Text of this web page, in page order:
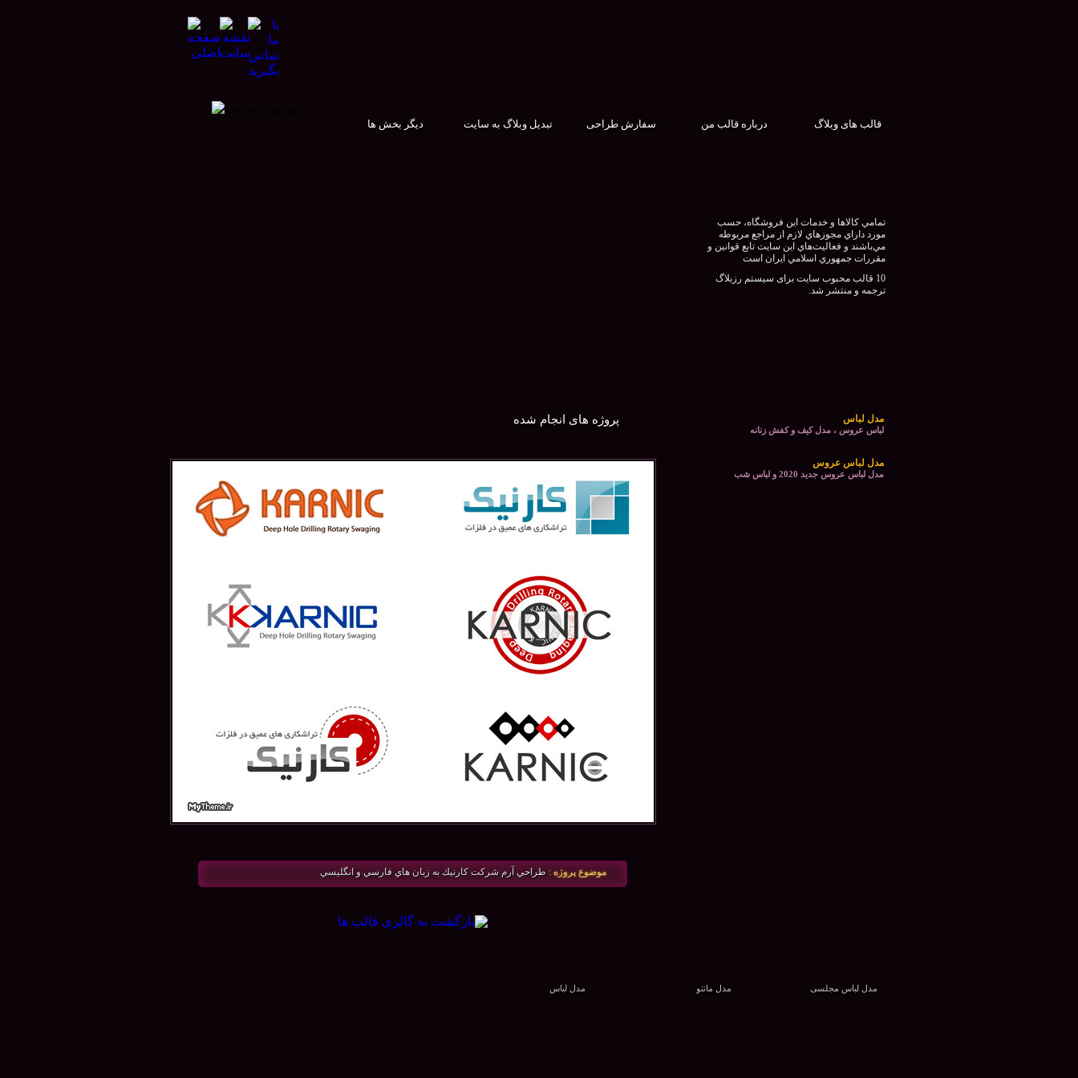
دیگر بخش ها تبدیل وبلاگ به سایت سفارش طراحی درباره قالب من قالب های وبلاگ
پروژه های انجام شده
موضوع پروژه : طراحي آرم شركت كارنيك به زبان هاي فارسي و انگليسي
تمامي كالاها و خدمات اين فروشگاه، حسب
مورد داراي مجوزهاي لازم از مراجع مربوطه
مي‌باشند و فعاليت‌هاي اين سايت تابع قوانين و
مقررات جمهوري اسلامي ايران است
10 قالب محبوب سایت برای سیستم رزبلاگ
ترجمه و منتشر شد.
مدل لباس
لباس عروس ، مدل کیف و کفش زنانه
مدل لباس عروس
مدل لباس عروس جدید 2020 و لباس شب
مدل لباس مجلسی مدل مانتو مدل لباس